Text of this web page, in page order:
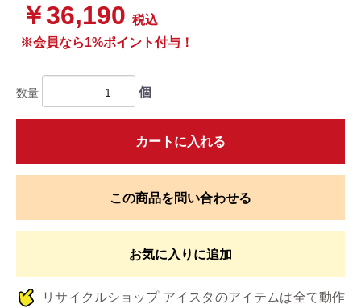
￥36,190 税込
※会員なら1%ポイント付与！
数量 個
カートに入れる
この商品を問い合わせる
お気に入りに追加
リサイクルショップ アイスタのアイテムは全て動作